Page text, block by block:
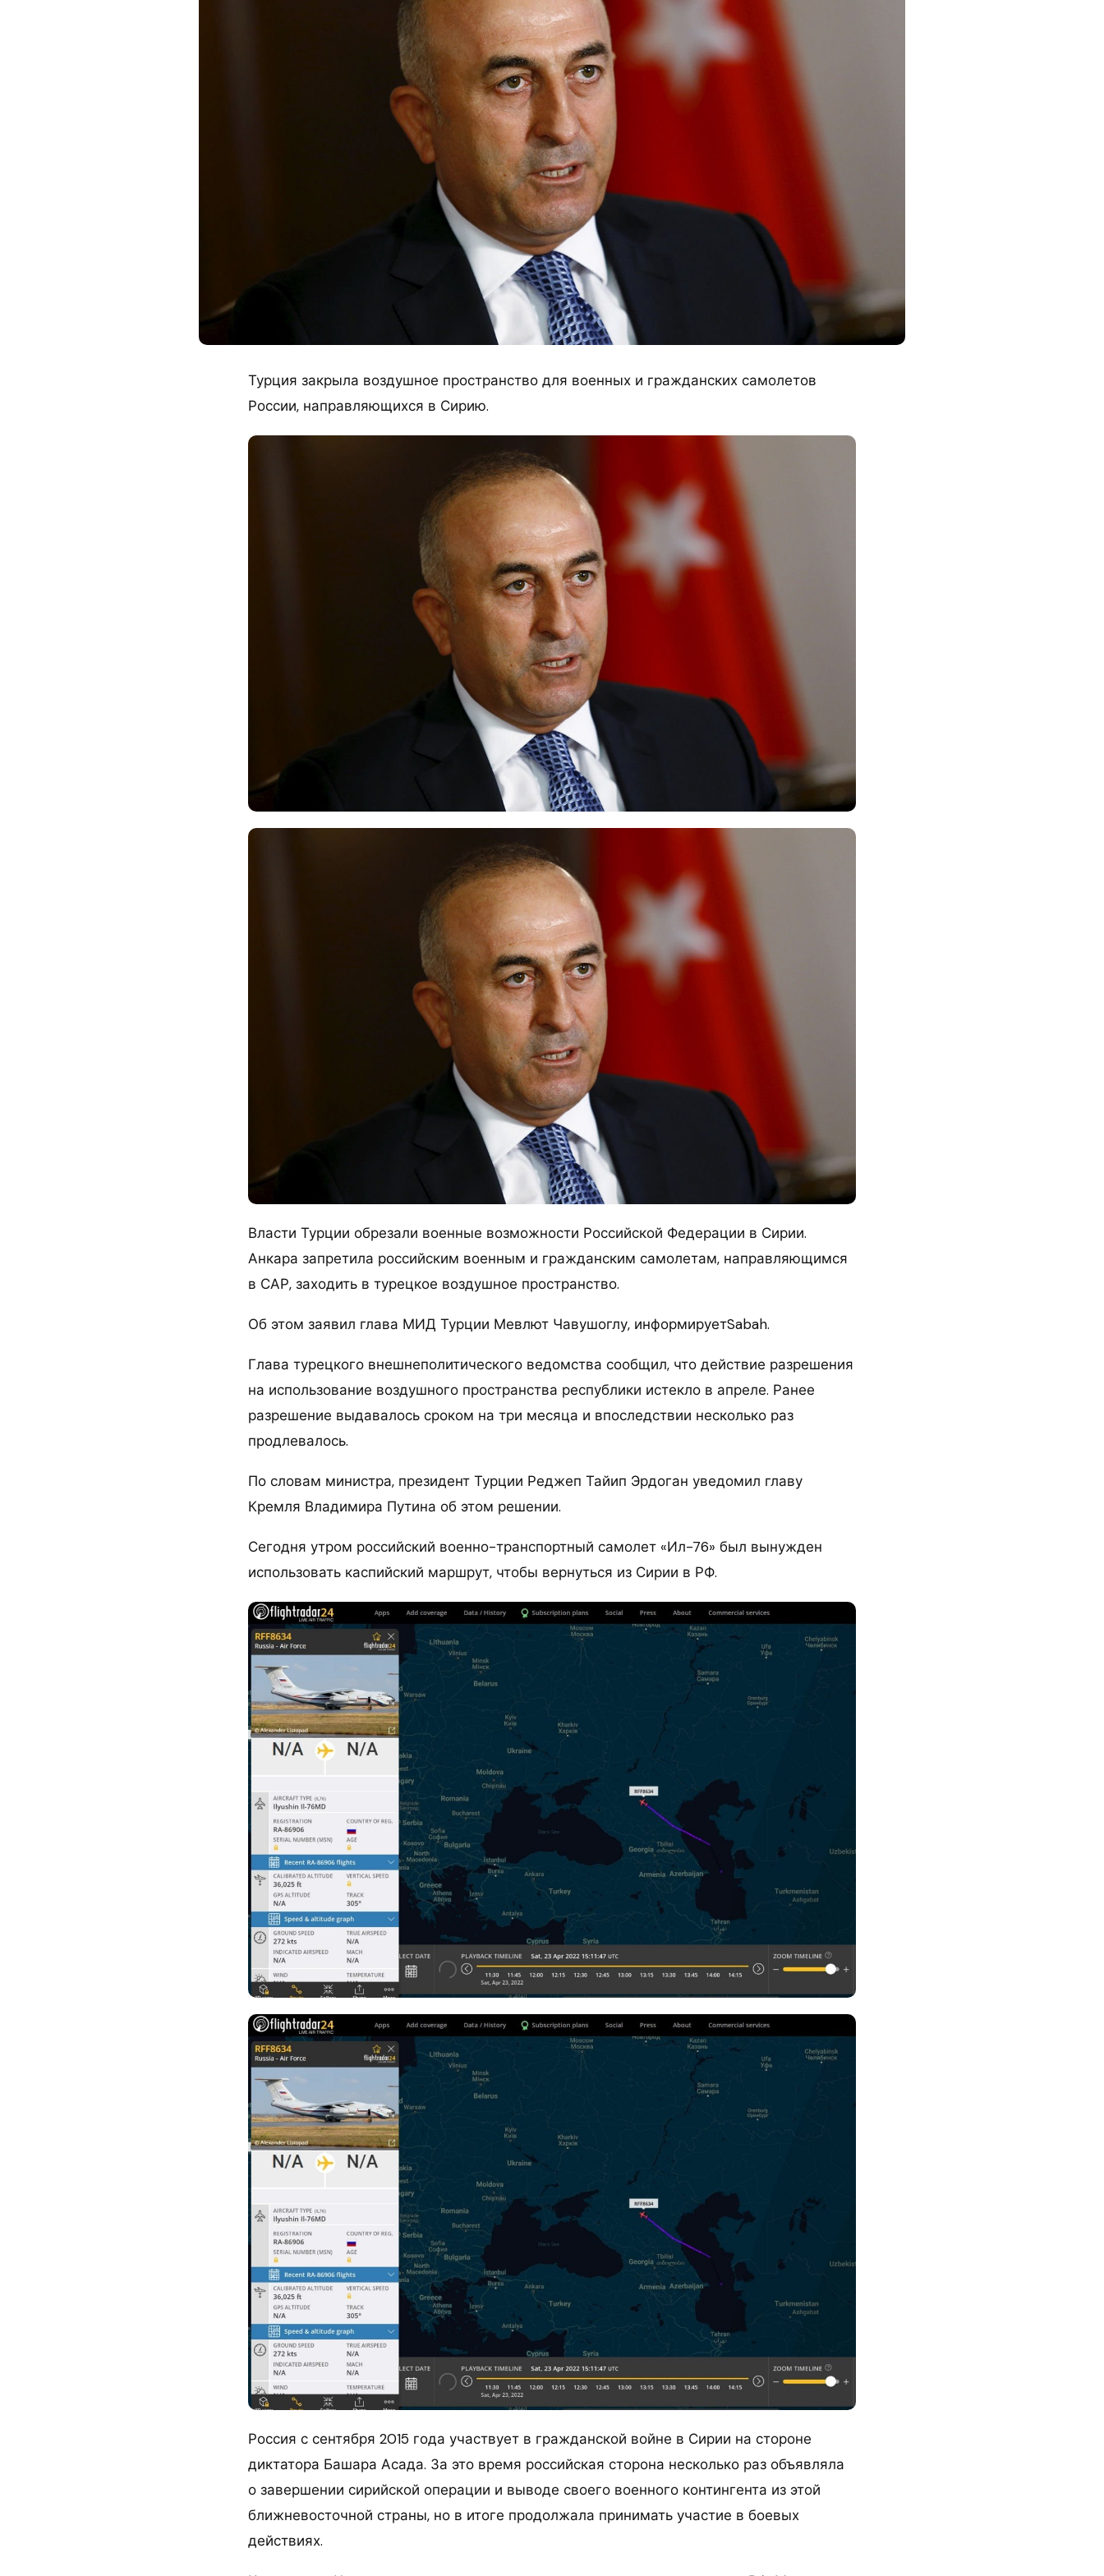
Турция закрыла воздушное пространство для военных и гражданских самолетов
России, направляющихся в Сирию.
Власти Турции обрезали военные возможности Российской Федерации в Сирии.
Анкара запретила российским военным и гражданским самолетам, направляющимся
в САР, заходить в турецкое воздушное пространство.
Об этом заявил глава МИД Турции Мевлют Чавушоглу, информируетSabah.
Глава турецкого внешнеполитического ведомства сообщил, что действие разрешения
на использование воздушного пространства республики истекло в апреле. Ранее
разрешение выдавалось сроком на три месяца и впоследствии несколько раз
продлевалось.
По словам министра, президент Турции Реджеп Тайип Эрдоган уведомил главу
Кремля Владимира Путина об этом решении.
Сегодня утром российский военно-транспортный самолет «Ил-76» был вынужден
использовать каспийский маршрут, чтобы вернуться из Сирии в РФ.
Россия с сентября 2015 года участвует в гражданской войне в Сирии на стороне
диктатора Башара Асада. За это время российская сторона несколько раз объявляла
о завершении сирийской операции и выводе своего военного контингента из этой
ближневосточной страны, но в итоге продолжала принимать участие в боевых
действиях.